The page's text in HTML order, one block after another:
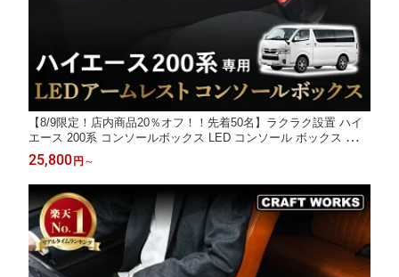
【8/9限定！店内商品20％オフ！！先着50名】ラクラク設置 ハイ
エース 200系 コンソールボックス LED コンソール ボックス アー
ムレスト センターコンソール 1型 2型 3型 4型 5型 6型 7型 8型 9
型 車 収納 内装 カー用品 USB バン 専用 トヨタ HIACE
25,800 円 ～